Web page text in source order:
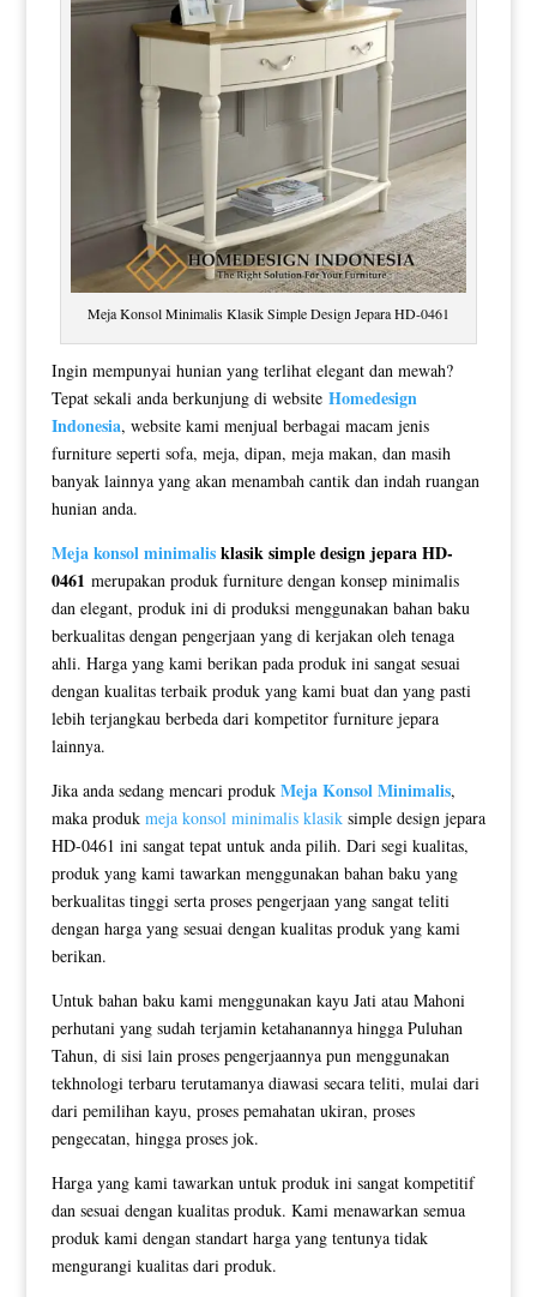
Meja Konsol Minimalis Klasik Simple Design Jepara HD-0461
Ingin mempunyai hunian yang terlihat elegant dan mewah?
Tepat sekali anda berkunjung di website Homedesign
Indonesia, website kami menjual berbagai macam jenis
furniture seperti sofa, meja, dipan, meja makan, dan masih
banyak lainnya yang akan menambah cantik dan indah ruangan
hunian anda.
Meja konsol minimalisklasik simple design jepara HD-
0461 merupakan produk furniture dengan konsep minimalis
dan elegant, produk ini di produksi menggunakan bahan baku
berkualitas dengan pengerjaan yang di kerjakan oleh tenaga
ahli. Harga yang kami berikan pada produk ini sangat sesuai
dengan kualitas terbaik produk yang kami buat dan yang pasti
lebih terjangkau berbeda dari kompetitor furniture jepara
lainnya.
Jika anda sedang mencari produk Meja Konsol Minimalis,
maka produk meja konsol minimalis klasiksimple design jepara
HD-0461 ini sangat tepat untuk anda pilih. Dari segi kualitas,
produk yang kami tawarkan menggunakan bahan baku yang
berkualitas tinggi serta proses pengerjaan yang sangat teliti
dengan harga yang sesuai dengan kualitas produk yang kami
berikan.
Untuk bahan baku kami menggunakan kayu Jati atau Mahoni
perhutani yang sudah terjamin ketahanannya hingga Puluhan
Tahun, di sisi lain proses pengerjaannya pun menggunakan
tekhnologi terbaru terutamanya diawasi secara teliti, mulai dari
dari pemilihan kayu, proses pemahatan ukiran, proses
pengecatan, hingga proses jok.
Harga yang kami tawarkan untuk produk ini sangat kompetitif
dan sesuai dengan kualitas produk. Kami menawarkan semua
produk kami dengan standart harga yang tentunya tidak
mengurangi kualitas dari produk.